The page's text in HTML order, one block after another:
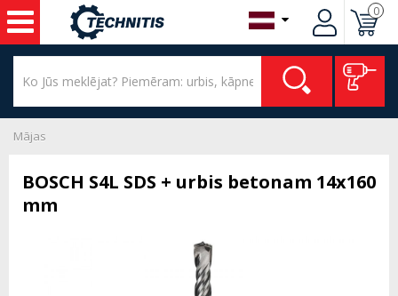
0
Mājas
BOSCH S4L SDS + urbis betonam 14x160
mm